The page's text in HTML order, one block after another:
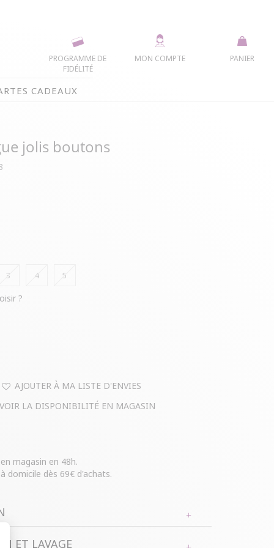
PANIER
MON COMPTE
PROGRAMME DE
FIDÉLITÉ
CADEAUX
jolis boutons
3 4 5
?
AJOUTER À MA LISTE D'ENVIES
VOIR LA DISPONIBILITÉ EN MAGASIN
magasin en 48h.
domicile dès 69€ d'achats.
ET LAVAGE